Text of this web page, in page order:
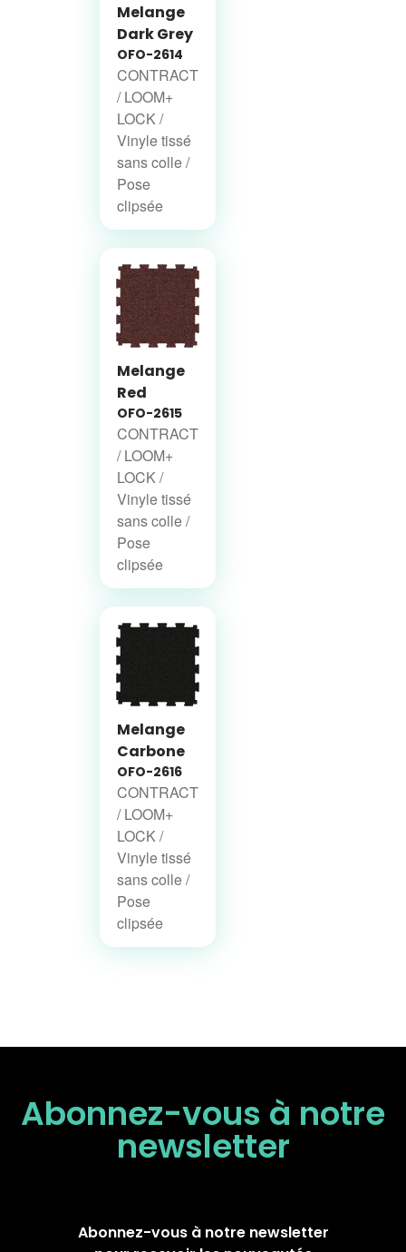
Melange
Dark Grey
OFO-2614
CONTRACT
/ LOOM+
LOCK /
Vinyle tissé
sans colle /
Pose
clipsée
Melange
Red
OFO-2615
CONTRACT
/ LOOM+
LOCK /
Vinyle tissé
sans colle /
Pose
clipsée
Melange
Carbone
OFO-2616
CONTRACT
/ LOOM+
LOCK /
Vinyle tissé
sans colle /
Pose
clipsée
Abonnez-vous à notre
newsletter
Abonnez-vous à notre newsletter